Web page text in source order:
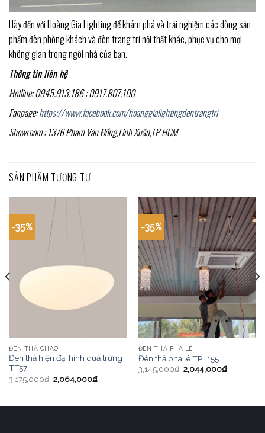
Hãy đến với Hoàng Gia Lighting để khám phá và trải nghiệm các dòng sản
phẩm đèn phòng khách và đèn trang trí nội thất khác, phục vụ cho mọi
không gian trong ngôi nhà của bạn.
Thông tin liên hệ
Hotline: 0945.913.186 ; 0917.807.100
Fanpage:https://www.facebook.com/hoanggialightingdentrangtri
Showroom : 1376 Phạm Văn Đồng,Linh Xuân,TP HCM
SẢN PHẨM TƯƠNG TỰ
-35%
ĐÈN THẢ CHAO
Đèn thả hiện đại hình quả trứng
TT57
3,175,000₫ 2,064,000₫
-35%
ĐÈN THẢ PHA LÊ
Đèn thả pha lê TPL155
3,145,000₫ 2,044,000₫